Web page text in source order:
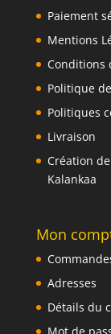
Paiement
Mentions
Conditions
Politique
Politiques
Livraison
Création
Kalankaa
Mon
Adresses
Détails du